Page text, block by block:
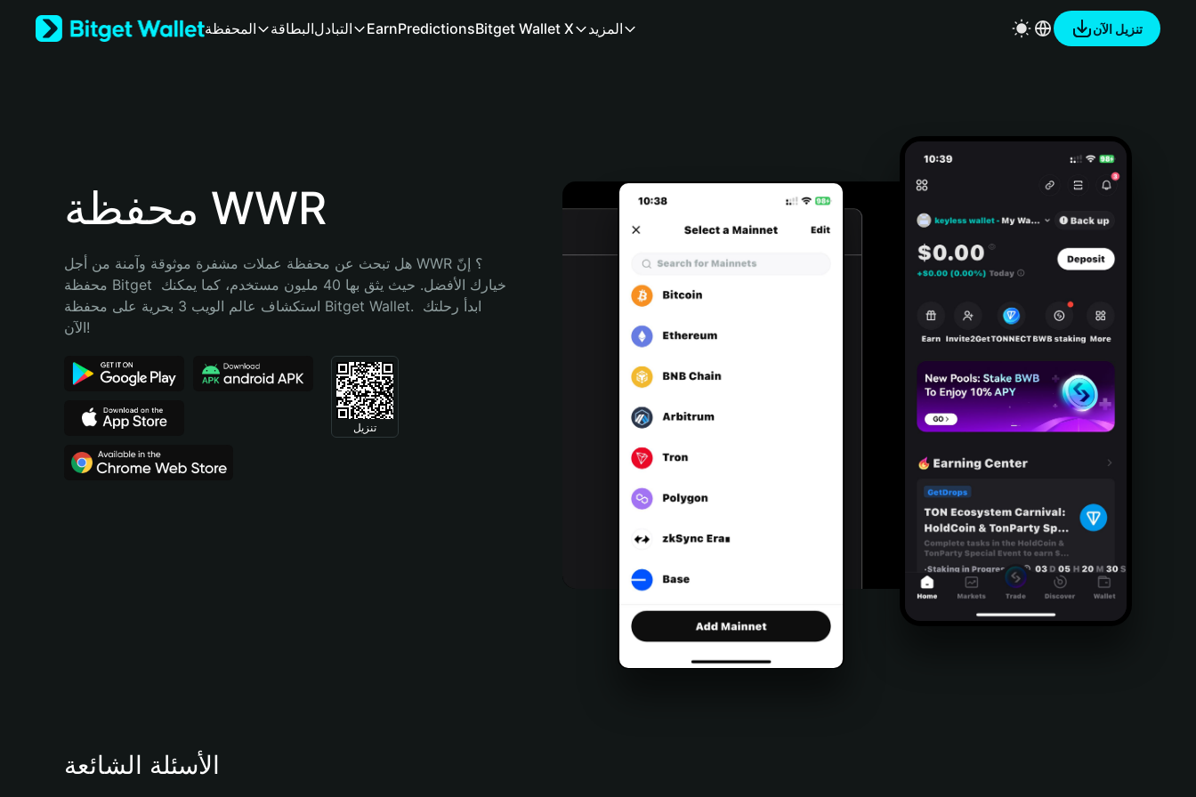
Bahasa Indonesia
Português (Brasil)
المحفظة البطاقةالتبادل EarnPredictionsBitget Wallet X المزيد تنزيل الآن
محفظة WWR
هل تبحث عن محفظة عملات مشفرة موثوقة وآمنة من أجل WWR؟ إنّ
محفظة Bitget خيارك الأفضل. حيث يثق بها 40 مليون مستخدم، كما يمكنك
استكشاف عالم الويب 3 بحرية على محفظة Bitget Wallet. ابدأ رحلتك
الآن!
تنزيل
الأسئلة الشائعة